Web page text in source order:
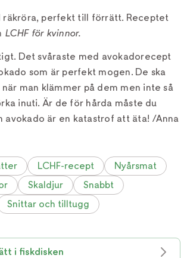
räkröra, perfekt till förrätt. Receptet
LCHF för kvinnor.
Det svåraste med avokadorecept
som är perfekt mogen. De ska
man klämmer på dem men inte så
inuti. Är de för hårda måste du
avokado är en katastrof att äta! /Anna
LCHF-recept
Nyårsmat
Skaldjur
Snabbt
Snittar och tilltugg
i fiskdisken